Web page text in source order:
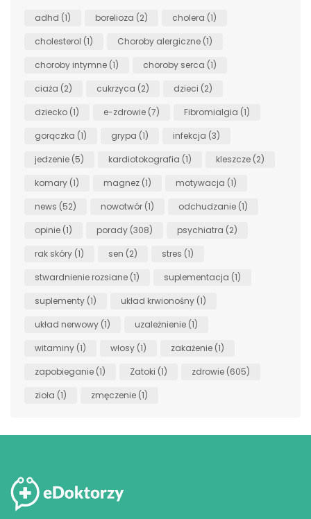
adhd (1) borelioza (2) cholera (1)
cholesterol (1) Choroby alergiczne (1)
choroby intymne (1) choroby serca (1)
ciaża (2) cukrzyca (2) dzieci (2)
dziecko (1) e-zdrowie (7) Fibromialgia (1)
gorączka (1) grypa (1) infekcja (3)
jedzenie (5) kardiotokografia (1) kleszcze (2)
komary (1) magnez (1) motywacja (1)
news (52) nowotwór (1) odchudzanie (1)
opinie (1) porady (308) psychiatra (2)
rak skóry (1) sen (2) stres (1)
stwardnienie rozsiane (1) suplementacja (1)
suplementy (1) układ krwionośny (1)
układ nerwowy (1) uzależnienie (1)
witaminy (1) włosy (1) zakażenie (1)
zapobieganie (1) Zatoki (1) zdrowie (605)
zioła (1) zmęczenie (1)